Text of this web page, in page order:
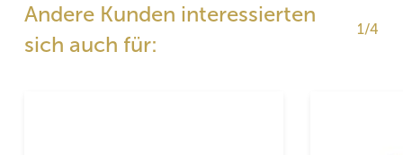
Andere Kunden interessierten
sich auch für:
1/4